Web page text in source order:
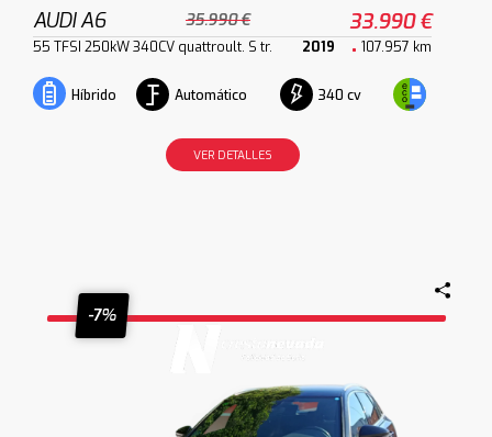
AUDI A6 35.990 € 33.990 €
55 TFSI 250kW 340CV quattroult. S tr. 2019 107.957 km
Híbrido Automático 340 cv
VER DETALLES
-7%